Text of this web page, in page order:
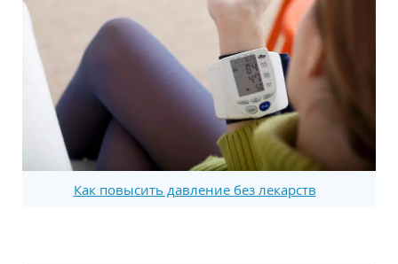
Как повысить давление без лекарств